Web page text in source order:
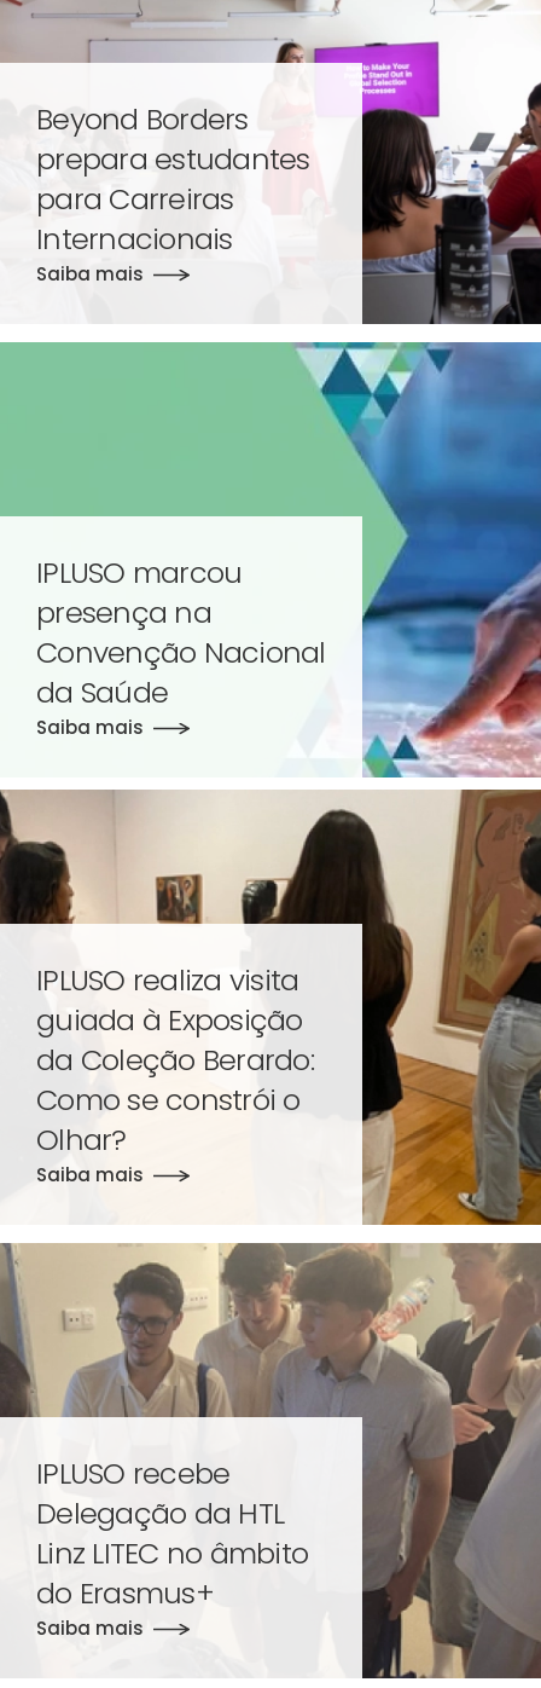
Beyond Borders
prepara estudantes
para Carreiras
Internacionais
Saiba mais
IPLUSO marcou
presença na
Convenção Nacional
da Saúde
Saiba mais
IPLUSO realiza visita
guiada à Exposição
da Coleção Berardo:
Como se constrói o
Olhar?
Saiba mais
IPLUSO recebe
Delegação da HTL
Linz LITEC no âmbito
do Erasmus+
Saiba mais